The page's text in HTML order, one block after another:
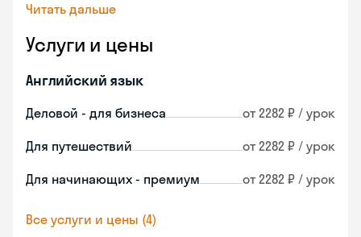
Читать дальше
Услуги и цены
Английский язык
Деловой - для бизнеса от 2282 ₽ / урок
Для путешествий от 2282 ₽ / урок
Для начинающих - премиум от 2282 ₽ / урок
Все услуги и цены (4)